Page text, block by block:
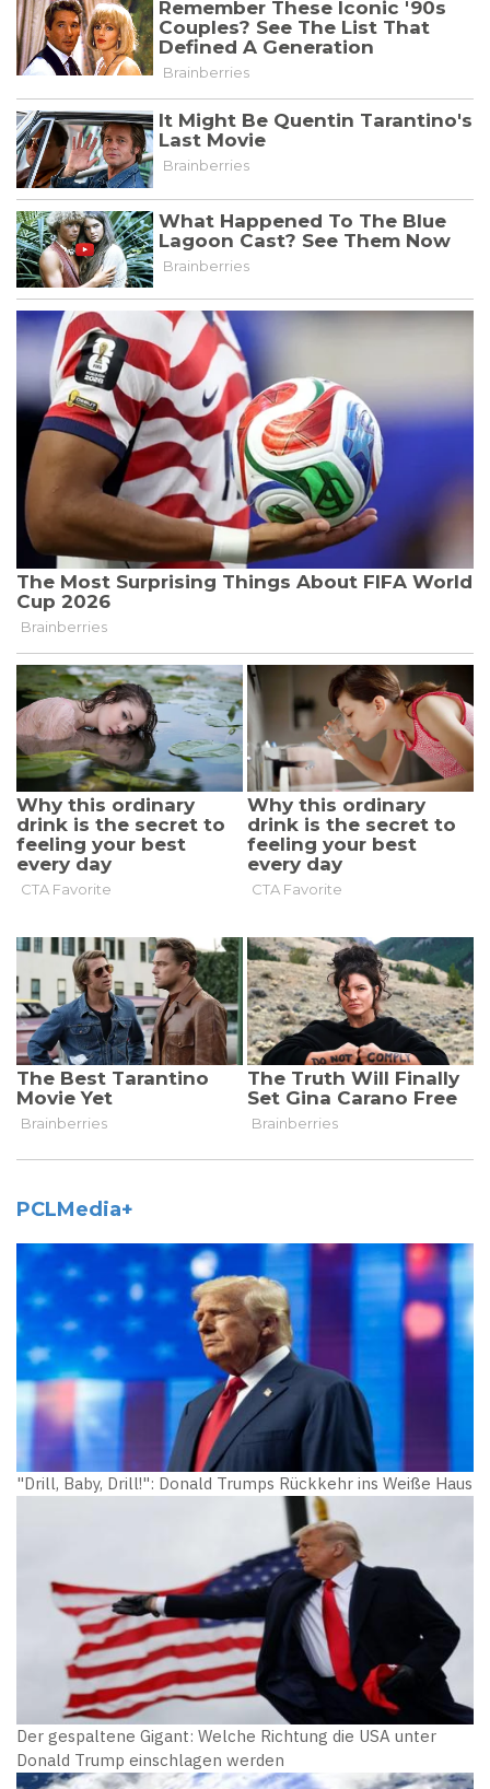
PCLMedia+
"Drill, Baby, Drill!": Donald Trumps Rückkehr ins Weiße Haus
Der gespaltene Gigant: Welche Richtung die USA unter
Donald Trump einschlagen werden